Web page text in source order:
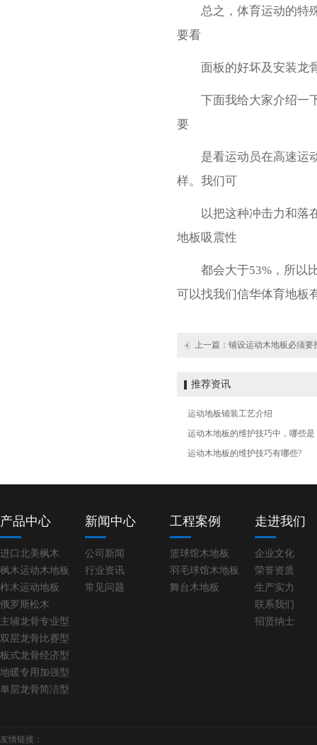
总之，体育运动的特殊
要看
面板的好坏及安装龙骨
下面我给大家介绍一下
要
是看运动员在高速运动
样。我们可
以把这种冲击力和落在
地板吸震性
都会大于53%，所以比
可以找我们信华体育地板
上一篇： 铺设运动木地板必须要
推荐资讯
运动地板铺装工艺介绍
运动木地板的维护技巧中，哪些是
运动木地板的维护技巧有哪些?
产品中心
进口北美枫木
枫木运动木地板
柞木运动地板
俄罗斯松木
主辅龙骨专业型
双层龙骨比赛型
板式龙骨经济型
地暖专用加强型
单层龙骨简洁型
新闻中心
公司新闻
行业资讯
常见问题
工程案例
篮球馆木地板
羽毛球馆木地板
舞台木地板
走进我们
企业文化
荣誉资质
生产实力
联系我们
招贤纳士
友情链接：